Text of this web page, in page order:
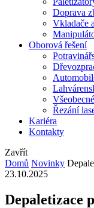
Doprava
Vkladače
Oborová řešení
Řezání
Kariéra
Kontakty
Zavřít
Domů Novinky
23.10.2025
Depaletizace